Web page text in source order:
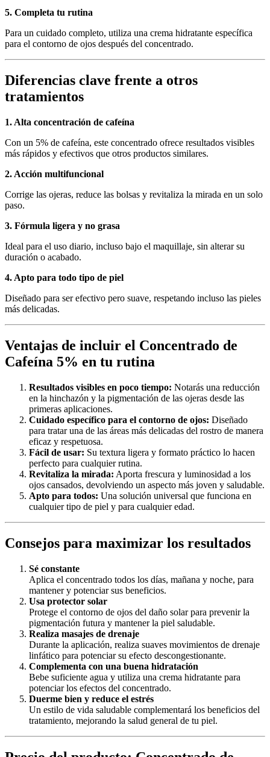
5. Completa tu rutina
Para un cuidado completo, utiliza una crema hidratante específica
para el contorno de ojos después del concentrado.
Diferencias clave frente a otros
tratamientos
1. Alta concentración de cafeína
Con un 5% de cafeína, este concentrado ofrece resultados visibles
más rápidos y efectivos que otros productos similares.
2. Acción multifuncional
Corrige las ojeras, reduce las bolsas y revitaliza la mirada en un solo
paso.
3. Fórmula ligera y no grasa
Ideal para el uso diario, incluso bajo el maquillaje, sin alterar su
duración o acabado.
4. Apto para todo tipo de piel
Diseñado para ser efectivo pero suave, respetando incluso las pieles
más delicadas.
Ventajas de incluir el Concentrado de
Cafeína 5% en tu rutina
Resultados visibles en poco tiempo: Notarás una reducción
en la hinchazón y la pigmentación de las ojeras desde las
primeras aplicaciones.
Cuidado específico para el contorno de ojos: Diseñado
para tratar una de las áreas más delicadas del rostro de manera
eficaz y respetuosa.
Fácil de usar: Su textura ligera y formato práctico lo hacen
perfecto para cualquier rutina.
Revitaliza la mirada: Aporta frescura y luminosidad a los
ojos cansados, devolviendo un aspecto más joven y saludable.
Apto para todos: Una solución universal que funciona en
cualquier tipo de piel y para cualquier edad.
Consejos para maximizar los resultados
Sé constante
Aplica el concentrado todos los días, mañana y noche, para
mantener y potenciar sus beneficios.
Usa protector solar
Protege el contorno de ojos del daño solar para prevenir la
pigmentación futura y mantener la piel saludable.
Realiza masajes de drenaje
Durante la aplicación, realiza suaves movimientos de drenaje
linfático para potenciar su efecto descongestionante.
Complementa con una buena hidratación
Bebe suficiente agua y utiliza una crema hidratante para
potenciar los efectos del concentrado.
Duerme bien y reduce el estrés
Un estilo de vida saludable complementará los beneficios del
tratamiento, mejorando la salud general de tu piel.